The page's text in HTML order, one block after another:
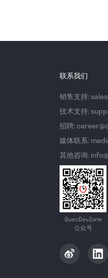
联系我们
销售支持:
技术支持:
招聘:
媒体联系:
其他咨询:
QuecDevZone
公众号